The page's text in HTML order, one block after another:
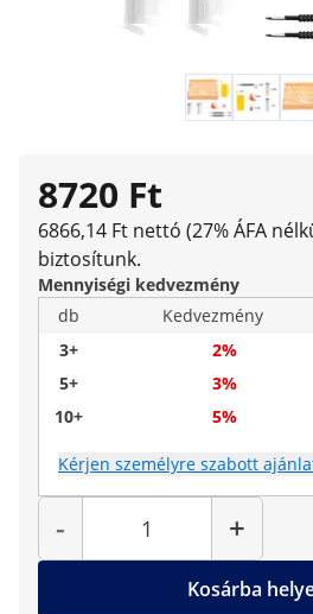
8720 Ft
6866,14 Ft nettó (27% ÁFA
biztosítunk.
Mennyiségi kedvezmény
db
Kedvezmény
3+
2%
5+
3%
10+
5%
Kérjen személyre szabott
-
Mennyiség
+
Kosárba